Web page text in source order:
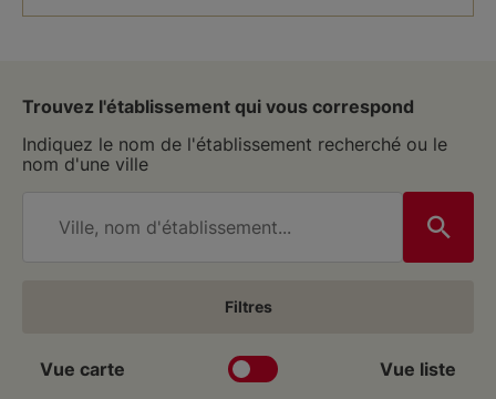
Trouvez l'établissement qui vous correspond
Indiquez le nom de l'établissement recherché ou le
nom d'une ville
Filtres
Vue carte Vue liste